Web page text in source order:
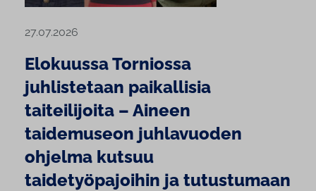
27.07.2026
Elokuussa Torniossa
juhlistetaan paikallisia
taiteilijoita – Aineen
taidemuseon juhlavuoden
ohjelma kutsuu
taidetyöpajoihin ja tutustumaan